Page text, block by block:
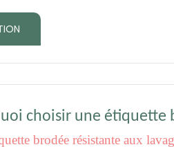
choisir une étiquette
brodée résistante aux